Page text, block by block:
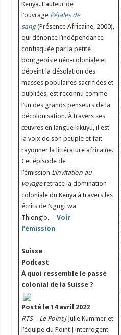
Kenya. L’auteur de
l’ouvrage Pétales de
sang(Présence Africaine, 2000),
qui dénonce l’indépendance
confisquée par la petite
bourgeoisie néo-coloniale et
dépeint la désolation des
masses populaires sacrifiées et
oubliées, est reconnu comme
l’un des grands penseurs de la
décolonisation. À travers ses
œuvres en langue kikuyu, il est
la voix de son peuple et fait
rayonner la littérature africaine.
Cet épisode de
l’émission L’invitation au
voyageretrace la domination
coloniale du Kenya à travers les
écrits de Ngugi wa
Thiong’o.Voir
l’émission
Suisse
Podcast
À quoi ressemble le passé
colonial de la Suisse ?
Posté le 14 avril 2022
RTS – Le Point JJulie Kummer et
l’équipe du Point J interrogent